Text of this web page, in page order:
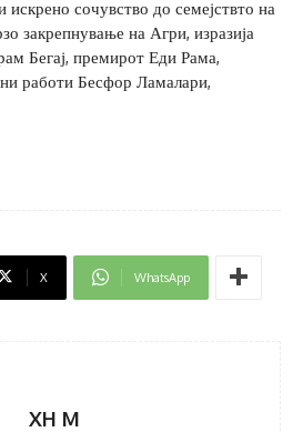
искрено сочувство до семејствто на
закрепнување на Агри, изразија
Бегај, премирот Еди Рама,
работи Бесфор Ламалари,
X WhatsApp
XH M